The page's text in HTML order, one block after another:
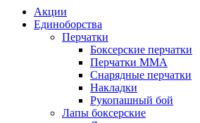
Акции
Единоборства
Перчатки
Боксерские перчатки
Перчатки ММА
Снарядные перчатки
Накладки
Рукопашный бой
Лапы боксерские